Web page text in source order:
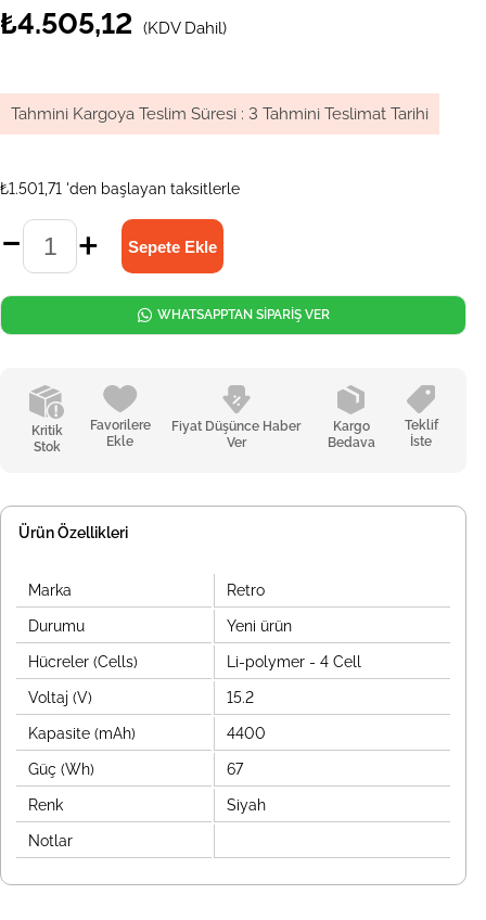
₺4.505,12 (KDV Dahil)
Tahmini Kargoya Teslim Süresi : 3 Tahmini Teslimat Tarihi
₺1.501,71 'den başlayan taksitlerle
Kritik
Stok
Favorilere
Ekle
Fiyat Düşünce Haber
Ver
Kargo
Bedava
Teklif
İste
WHATSAPPTAN SİPARİŞ VER
Ürün Özellikleri
Marka Retro
Durumu Yeni ürün
Hücreler (Cells) Li-polymer - 4 Cell
Voltaj (V) 15.2
Kapasite (mAh) 4400
Güç (Wh) 67
Renk Siyah
Notlar